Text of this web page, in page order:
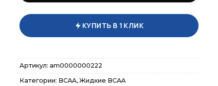
КУПИТЬ В 1 КЛИК
Артикул: am0000000222
Категории: BCAA, Жидкие BCAA
Каталог
Каталог
Каталог